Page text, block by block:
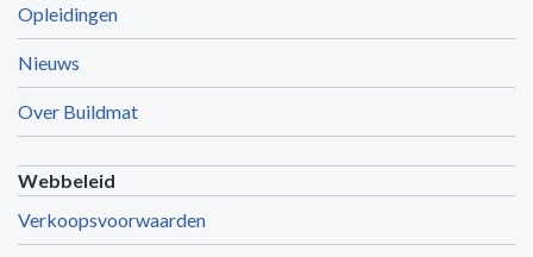
Opleidingen
Nieuws
Over Buildmat
Webbeleid
Verkoopsvoorwaarden